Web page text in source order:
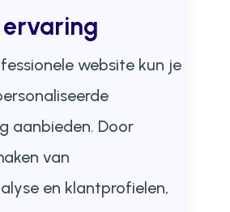
website kun je
aanbieden. Door
van
en klantprofielen,